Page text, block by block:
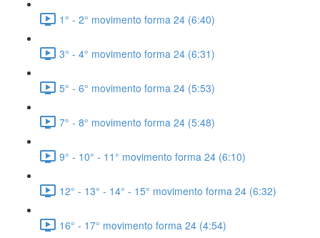
1° - 2° movimento forma 24 (6:40)
3° - 4° movimento forma 24 (6:31)
5° - 6° movimento forma 24 (5:53)
7° - 8° movimento forma 24 (5:48)
9° - 10° - 11° movimento forma 24 (6:10)
12° - 13° - 14° - 15° movimento forma 24 (6:32)
16° - 17° movimento forma 24 (4:54)